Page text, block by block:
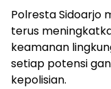
Polresta Sidoarjo
terus
keamanan
setiap potensi
kepolisian.